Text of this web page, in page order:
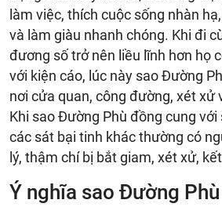
làm việc, thích cuộc sống nhàn
và làm giàu nhanh chóng. Khi đi
đương số trở nên liều lĩnh hơn họ
với kiện cáo, lúc này sao Đường
nơi cửa quan, công đường, xét xử
Khi sao Đường Phù đồng cung với
các sát bại tinh khác thường có
lý, thậm chí bị bắt giam, xét xử,
Ý nghĩa sao Đường